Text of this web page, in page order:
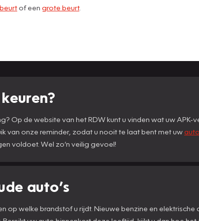
of een grote beurt.
Op de website van het RDW kunt u vinden wat uw
van onze reminder, zodat u nooit te laat bent met uw
voldoet. Wel zo’n veilig gevoel!
auto’s
welke brandstof u rijdt. Nieuwe benzine en elektrische